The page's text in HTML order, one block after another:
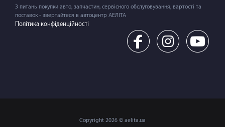
З питань покупки авто, запчастин, сервісного обслуговування, вартості та
поставок - звертайтеся в автоцентр АЕЛІТА
Політика конфіденційності
Copyright 2026 © aelita.ua